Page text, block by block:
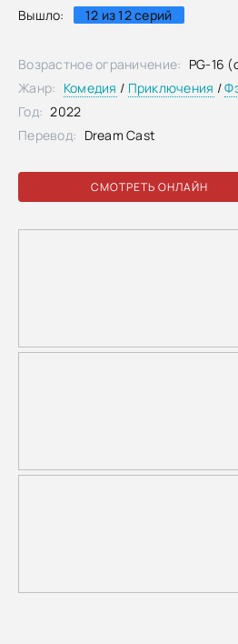
Вышло:
12 из 12 серий
СМОТРЕТЬ ОНЛАЙН
Возрастное ограничение: PG-16
Жанр: Комедия / Приключения /
Год: 2022
Перевод: Dream Cast